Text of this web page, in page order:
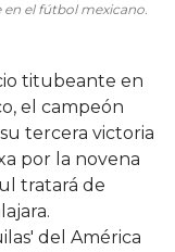
el fútbol mexicano.
titubeante en
el campeón
tercera victoria
por la novena
tratará de
del América